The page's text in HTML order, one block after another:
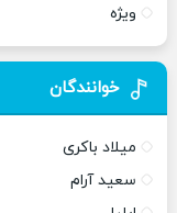
ویژه
خوانندگان
میلاد باکری
سعید آرام